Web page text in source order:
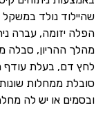
שהיילוד נולד
הפלה יזומה, עברה
מהלך ההריון, סבלה
לחץ דם, בעלת עודף
סובלת ממחלות
ובסמים או יש לה